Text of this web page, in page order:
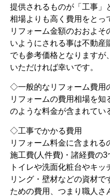
提供されるものが「工事」
相場よりも高く費用をとっ
リフォーム金額のおおよ
いようにされる事は不動産
でも参考価格となりますが
いただければ幸いです。
◇一般的なリフォーム費用
リフォームの費用相場を
のような料金が含まれてい
◇工事でかかる費用
リフォーム料金に含まれる
施工費(人件費)・諸経費の3
トイレや洗面化粧台やキ
リング・壁材などの資材で
ための費用、つまり職人さ